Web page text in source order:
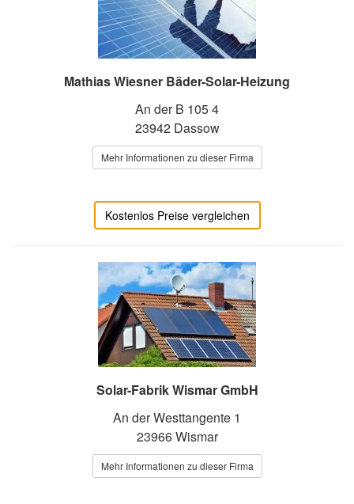
Mathias Wiesner Bäder-Solar-Heizung
An der B 105 4
23942 Dassow
Mehr Informationen zu dieser Firma
Kostenlos Preise vergleichen
Solar-Fabrik Wismar GmbH
An der Westtangente 1
23966 Wismar
Mehr Informationen zu dieser Firma